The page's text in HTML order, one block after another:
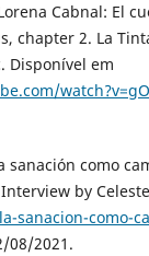
Cabnal: El
chapter 2. La
Disponível em
sanación como
by
sanacion-como-
08/2021.